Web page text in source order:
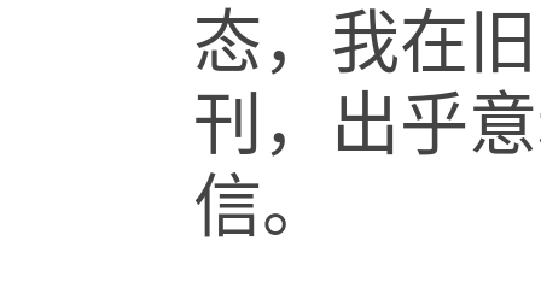
态，我在
刊，出乎
信。